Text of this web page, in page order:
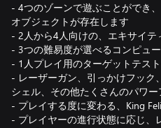
- 4つのゾーンで遊ぶことができ
オブジェクトが存在します
- 2人から4人向けの、エキサイテ
- 3つの難易度が選べるコンピュ
- 1人プレイ用のターゲットテスト
- レーザーガン、引っかけフック
シェル、その他たくさんのパワー
- プレイする度に変わる、King
- プレイヤーの進行状態に応じ、